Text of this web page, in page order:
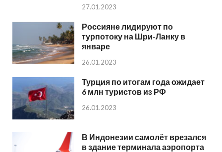
27.01.2023
Россияне лидируют по
турпотоку на Шри-Ланку в
январе
26.01.2023
Турция по итогам года ожидает
6 млн туристов из РФ
26.01.2023
В Индонезии самолёт врезался
в здание терминала аэропорта